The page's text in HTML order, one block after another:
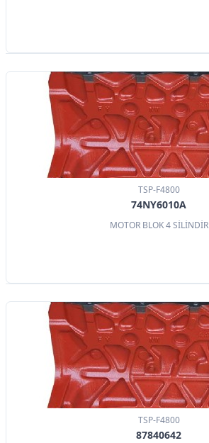
TSP-F4800
74NY6010A
MOTOR BLOK 4 SİLİNDİR
TSP-F4800
87840642